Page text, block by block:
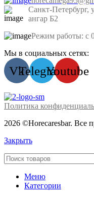
Санкт-Петербург,
ангар Б2
Режим работы: с
Мы в социальных сетях:
VkTelegramYoutube
2026 ©Horecaresbar. Все
Политика
Закрыть
Меню
Категории